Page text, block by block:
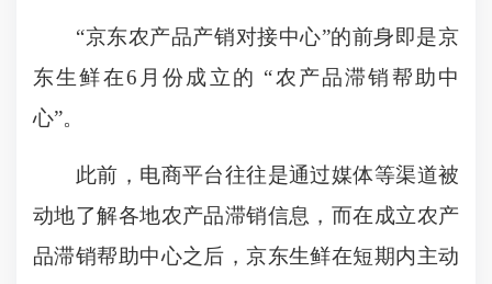
“京东农产品产销对接中心”的前身即是京
东生鲜在6月份成立的 “农产品滞销帮助中
心”。
此前，电商平台往往是通过媒体等渠道被
动地了解各地农产品滞销信息，而在成立农产
品滞销帮助中心之后，京东生鲜在短期内主动